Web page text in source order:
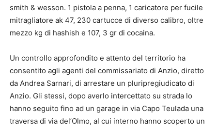
smith & wesson. 1 pistola a penna, 1 caricatore per fucile
mitragliatore ak 47, 230 cartucce di diverso calibro, oltre
mezzo kg di hashish e 107, 3 gr di cocaina.
Un controllo approfondito e attento del territorio ha
consentito agli agenti del commissariato di Anzio, diretto
da Andrea Sarnari, di arrestare un pluripregiudicato di
Anzio. Gli stessi, dopo averlo intercettato su strada lo
hanno seguito fino ad un garage in via Capo Teulada una
traversa di via del’Olmo, al cui interno hanno scoperto un